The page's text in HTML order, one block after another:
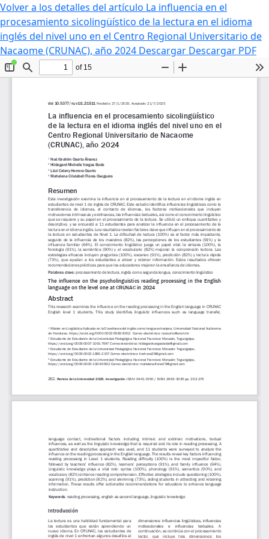
Volver a los detalles del artículo La influencia en el
procesamiento sicolingüístico de la lectura en el idioma
inglés del nivel uno en el Centro Regional Universitario de
Nacaome (CRUNAC), año 2024 Descargar Descargar PDF